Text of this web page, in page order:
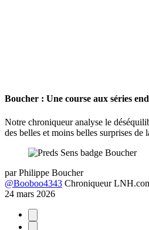
Boucher : Une course aux séries
Notre chroniqueur analyse le
des belles et moins belles surprises de
par Philippe Boucher
@Booboo4343 Chroniqueur
24 mars 2026